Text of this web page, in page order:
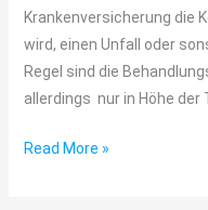
Krankenversicherung die
wird, einen Unfall oder
Regel sind die
allerdings nur in Höhe der
Read More »